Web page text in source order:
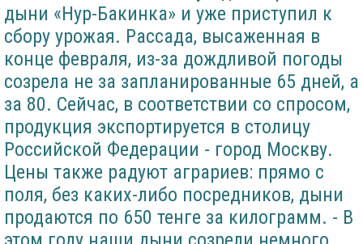
дыни «Нур-Бакинка» и уже приступил к
сбору урожая. Рассада, высаженная в
конце февраля, из-за дождливой погоды
созрела не за запланированные 65 дней, а
за 80. Сейчас, в соответствии со спросом,
продукция экспортируется в столицу
Российской Федерации - город Москву.
Цены также радуют аграриев: прямо с
поля, без каких-либо посредников, дыни
продаются по 650 тенге за килограмм. - В